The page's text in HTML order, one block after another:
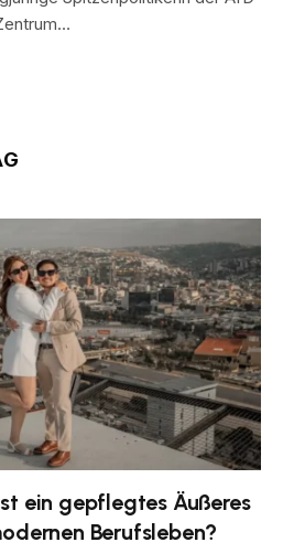
ein gepflegtes Äußeres
Berufsleben?